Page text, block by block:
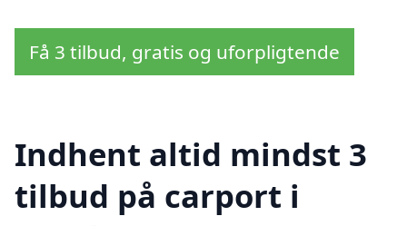
Få 3 tilbud, gratis og uforpligtende
Indhent altid mindst 3
tilbud på carport i